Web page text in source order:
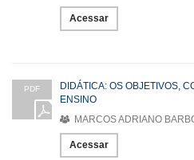
Acessar
PDF
DIDÁTICA: OS OBJETIVOS,
ENSINO
MARCOS ADRIANO
Acessar